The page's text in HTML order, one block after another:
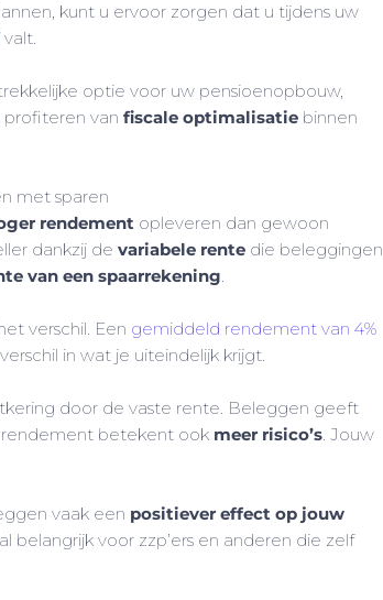
kunt u ervoor zorgen dat u tijdens uw
valt.
optie voor uw pensioenopbouw,
profiteren vanfiscale optimalisatie binnen
met sparen
rendement opleveren dan gewoon
dankzij devariabele rente die beleggingen
van een spaarrekening.
verschil. Een gemiddeld rendement van 4%
in wat je uiteindelijk krijgt.
door de vaste rente. Beleggen geeft
rendement betekent ook meer risico’s. Jouw
vaak een positiever effect op jouw
belangrijk voor zzp’ers en anderen die zelf